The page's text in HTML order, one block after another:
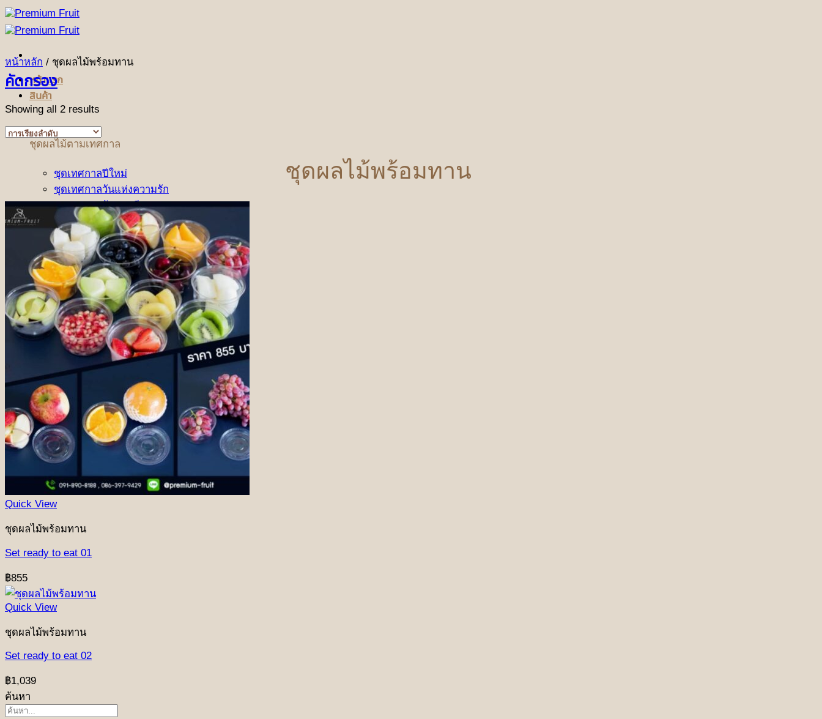
ข้าม
ไป
เนื้อหา
หน้าแรก
สินค้า
ชุดผลไม้ตามเทศกาล
ชุดเทศกาลปีใหม่
ชุดเทศกาลวันแห่งความรัก
ชุดเทศกาลวันตรุษจีน
ชุดกระเช้าผลไม้ฤดูร้อน
ชุดผลไม้เทศกาลวันแม่
(NEW)
ชุดเทศกาลสารทจีน (NEW)
ชุดเทศกาลไหว้พระจันทร์ (NEW)
ชุดเทศกาลเกษียณอายุ
ชุดเทศกาลองุ่น Ruby
หน้าหลัก / ชุดผลไม้พร้อมทาน
คัดกรอง
Showing all 2 results
ชุดผลไม้พร้อมทาน
Quick View
ชุดผลไม้พร้อมทาน
Set ready to eat 01
฿855
Quick View
ชุดผลไม้พร้อมทาน
Set ready to eat 02
฿1,039
ค้นหา
ค้นหา: